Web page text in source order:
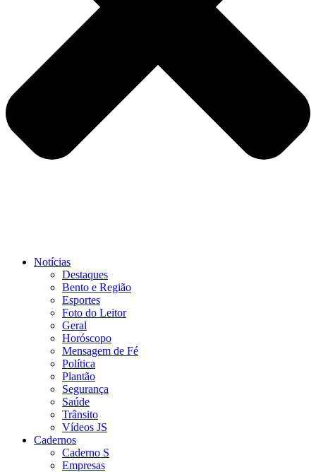
Notícias
Destaques
Bento e Região
Esportes
Foto do Leitor
Geral
Horóscopo
Mensagem de Fé
Política
Plantão
Segurança
Saúde
Trânsito
Vídeos JS
Cadernos
Caderno S
Empresas